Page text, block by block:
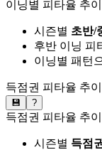
이닝별 피타율 추이
시즌별 초반/
후반 이닝 피
이닝별 패턴
득점권 피타율 추이
💾 ?
득점권 피타율 추이
시즌별 득점